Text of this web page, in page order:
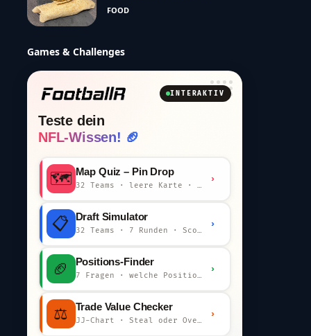
FOOD
Games & Challenges
INTERAKTIV
Teste dein
NFL-Wissen! 🏈
🗺️ Map Quiz – Pin Drop
32 Teams · leere Karte · km-Wertung
›
📋 Draft Simulator
32 Teams · 7 Runden · Scout-Kommentar
›
🏈 Positions-Finder
7 Fragen · welche Position bist du?
›
⚖️ Trade Value Checker
JJ-Chart · Steal oder Overpay?
›